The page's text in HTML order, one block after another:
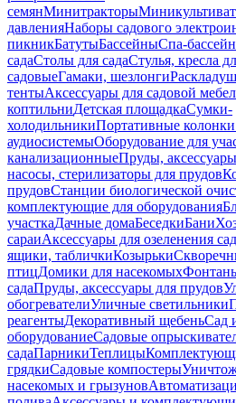
семянМинитракторы
давленияНаборы садового
пикникБатутыБассейныСпа-
садаСтолы для садаСтулья, кресла
садовыеГамаки, шезлонги
тентыАксессуары для садовой
коптильниДетская площадкаСумки-
холодильникиПортативные
аудиосистемыОборудование для
канализационныеПруды,
насосы, стерилизаторы для прудов
прудовСтанции биологической
комплектующие для оборудования
участкаДачные домаБеседкиБани
сараиАксессуары для озеленения
ящики, табличкиКозырьки
птицДомики для насекомых
садаПруды, аксессуары для прудов
обогревателиУличные светильники
реагентыДекоративный щебеньСад
оборудованиеСадовые
садаПарникиТеплицы
грядкиСадовые компостеры
насекомых и грызунов